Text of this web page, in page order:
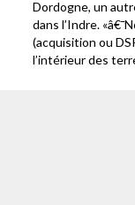
Dordogne, un
dans l’Indre.
(acquisition ou
l’intérieur des